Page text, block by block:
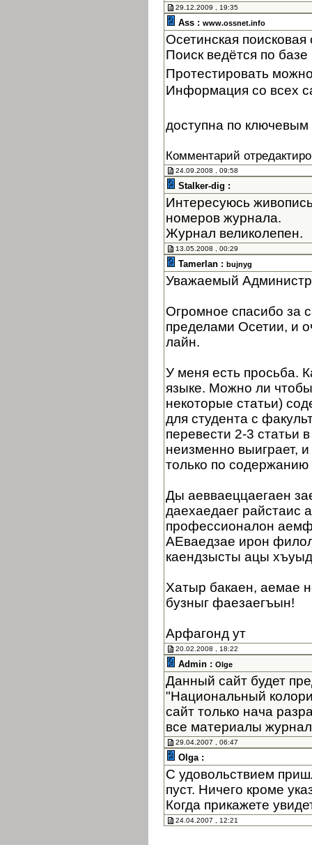
29.12.2009 , 19:35
Ass : www.ossnet.info
Осетинская
Поиск ведётся по
Протестировать
Информация со всех
доступна по
Комментарий
24.09.2008 , 09:58
Stalker-dig :
Интересуюсь
номеров журнала.
Журнал великолепен.
13.05.2008 , 00:29
Tamerlan : bujnyg
Уважаемый
Огромное спасибо за
пределами Осетии, и
лайн.
У меня есть просьба.
языке. Можно ли
некоторые статьи)
для студента с
перевести 2-3 статьи
неизменно выиграет,
только по
Ды аевваеццаегаен
даехаедаег райстаис
профессионалон
АЕваедзае ирон
каендзысты ацы
Хатыр бакаен, аемае
бузныг фаезаегъын!
Арфагонд ут
20.02.2008 , 18:22
Admin : Olge
Данный сайт будет
"Национальный
сайт только нача
все материалы
29.04.2007 , 06:47
Olga :
С удовольствием
пуст. Ничего кроме
Когда прикажете
24.04.2007 , 12:21